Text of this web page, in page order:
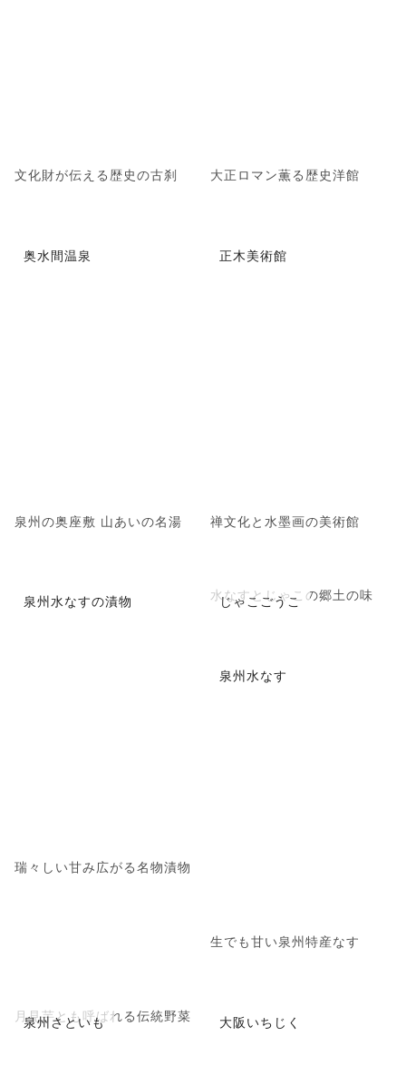
文化財が伝える歴史の古刹 大正ロマン薫る歴史洋館
奥水間温泉
泉州の奥座敷 山あいの名湯
正木美術館
禅文化と水墨画の美術館
泉州水なすの漬物
瑞々しい甘み広がる名物漬物
じゃこごうこ
水なすとじゃこの郷土の味
泉州水なす
生でも甘い泉州特産なす
泉州さといも
月見芋とも呼ばれる伝統野菜 大阪いちじく